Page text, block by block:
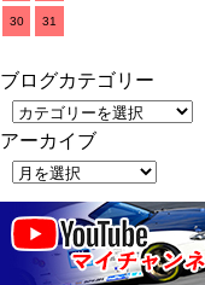
30 31
ブログカテゴリー
アーカイブ